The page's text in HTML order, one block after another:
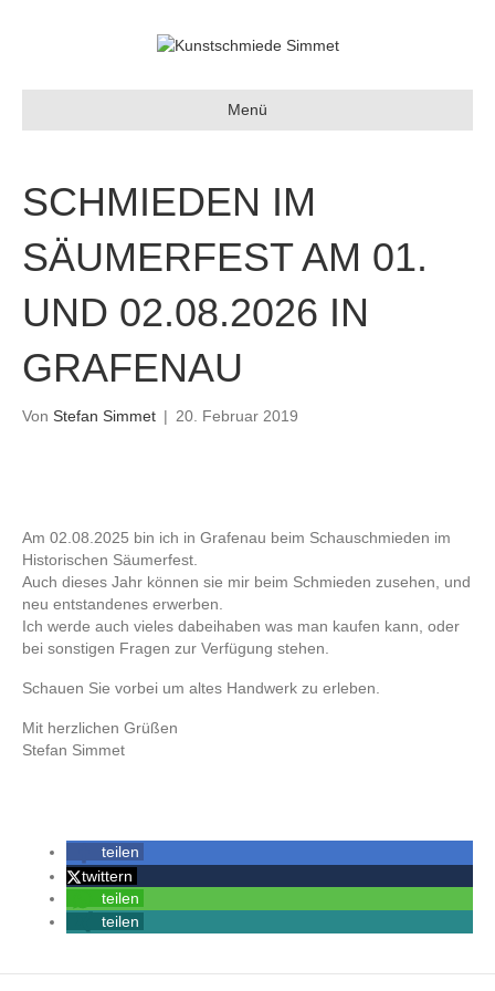
Menü
SCHMIEDEN IM
SÄUMERFEST AM 01.
UND 02.08.2026 IN
GRAFENAU
Von Stefan Simmet | 20. Februar 2019
Am 02.08.2025 bin ich in Grafenau beim Schauschmieden im
Historischen Säumerfest.
Auch dieses Jahr können sie mir beim Schmieden zusehen, und
neu entstandenes erwerben.
Ich werde auch vieles dabeihaben was man kaufen kann, oder
bei sonstigen Fragen zur Verfügung stehen.
Schauen Sie vorbei um altes Handwerk zu erleben.
Mit herzlichen Grüßen
Stefan Simmet
teilen
twittern
teilen
teilen